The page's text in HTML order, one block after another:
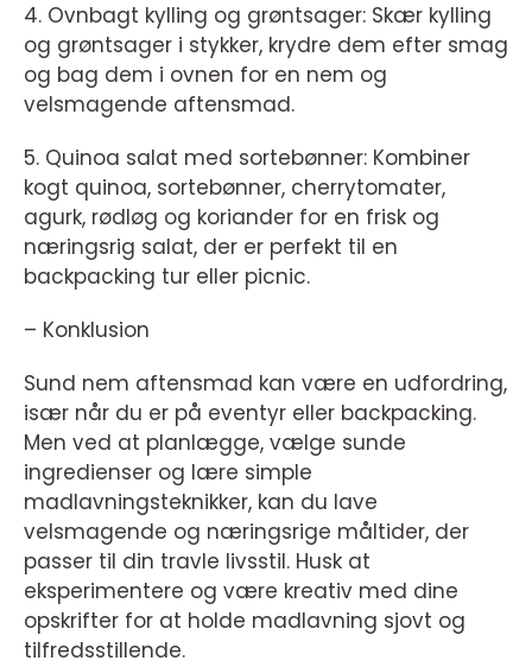
4. Ovnbagt kylling og grøntsager: Skær kylling
og grøntsager i stykker, krydre dem efter smag
og bag dem i ovnen for en nem og
velsmagende aftensmad.
5. Quinoa salat med sortebønner: Kombiner
kogt quinoa, sortebønner, cherrytomater,
agurk, rødløg og koriander for en frisk og
næringsrig salat, der er perfekt til en
backpacking tur eller picnic.
– Konklusion
Sund nem aftensmad kan være en udfordring,
især når du er på eventyr eller backpacking.
Men ved at planlægge, vælge sunde
ingredienser og lære simple
madlavningsteknikker, kan du lave
velsmagende og næringsrige måltider, der
passer til din travle livsstil. Husk at
eksperimentere og være kreativ med dine
opskrifter for at holde madlavning sjovt og
tilfredsstillende.